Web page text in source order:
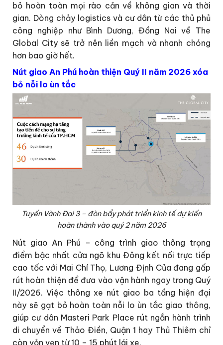
bỏ hoàn toàn mọi rào cản về không gian và thời
gian. Dòng chảy logistics và cư dân từ các thủ phủ
công nghiệp như Bình Dương, Đồng Nai về The
Global City sẽ trở nên liền mạch và nhanh chóng
hơn bao giờ hết.
Nút giao An Phú hoàn thiện Quý II năm 2026 xóa
bỏ nỗi lo ùn tắc
Tuyến Vành Đai 3 – đòn bẩy phát triển kinh tế dự kiến
hoàn thành vào quý 2 năm 2026
Nút giao An Phú – công trình giao thông trọng
điểm bậc nhất cửa ngõ khu Đông kết nối trực tiếp
cao tốc với Mai Chí Thọ, Lương Định Của đang gấp
rút hoàn thiện để đưa vào vận hành ngay trong Quý
II/2026. Việc thông xe nút giao ba tầng hiện đại
này sẽ gạt bỏ hoàn toàn nỗi lo ùn tắc giao thông,
giúp cư dân Masteri Park Place rút ngắn hành trình
di chuyển về Thảo Điền, Quận 1 hay Thủ Thiêm chỉ
còn vỏn vẹn từ 10 – 15 phút lái xe.